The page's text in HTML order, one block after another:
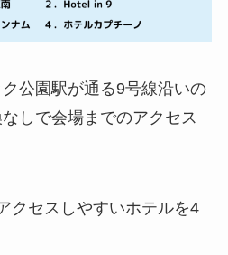
公園駅が通る9号線沿いの
しで会場までのアクセス
クセスしやすいホテルを4